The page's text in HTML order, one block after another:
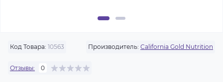
Код Товара: 10563 Производитель: California Gold Nutrition
Отзывы: 0